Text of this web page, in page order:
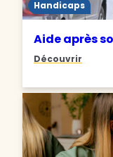
Handicaps
Aide après
Découvrir